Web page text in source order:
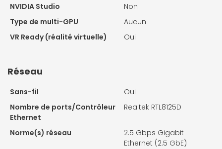
NVIDIA Studio
Non
Type de multi-GPU
Aucun
VR Ready (réalité virtuelle)
Oui
Réseau
Sans-fil
Oui
Nombre de ports/Contrôleur
Ethernet
Realtek RTL8125D
Norme(s) réseau
2.5 Gbps Gigabit
Ethernet (2.5 GbE)